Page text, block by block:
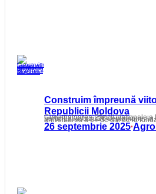
Construim împreună
Republicii Moldova
Guvernatoarea Băncii Naționale a Moldovei, Anca Dragu, a participat astăzi, 26 septembrie, la
26 septembrie 2025•